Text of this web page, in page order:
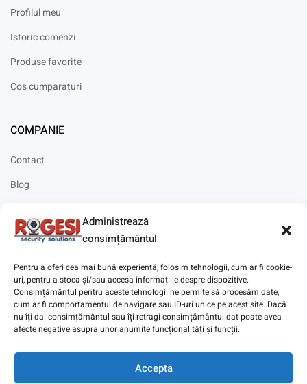
Administrează
consimțământul
Pentru a oferi cea mai bună experiență, folosim tehnologii, cum ar fi cookie-
uri, pentru a stoca și/sau accesa informațiile despre dispozitive.
Consimțământul pentru aceste tehnologii ne permite să procesăm date,
cum ar fi comportamentul de navigare sau ID-uri unice pe acest site. Dacă
nu îți dai consimțământul sau îți retragi consimțământul dat poate avea
afecte negative asupra unor anumite funcționalități și funcții.
Acceptă
Profilul meu
Istoric comenzi
Produse favorite
Cos cumparaturi
COMPANIE
Contact
Blog
Solicitare instalare
Copyright © 2025Digitaz.